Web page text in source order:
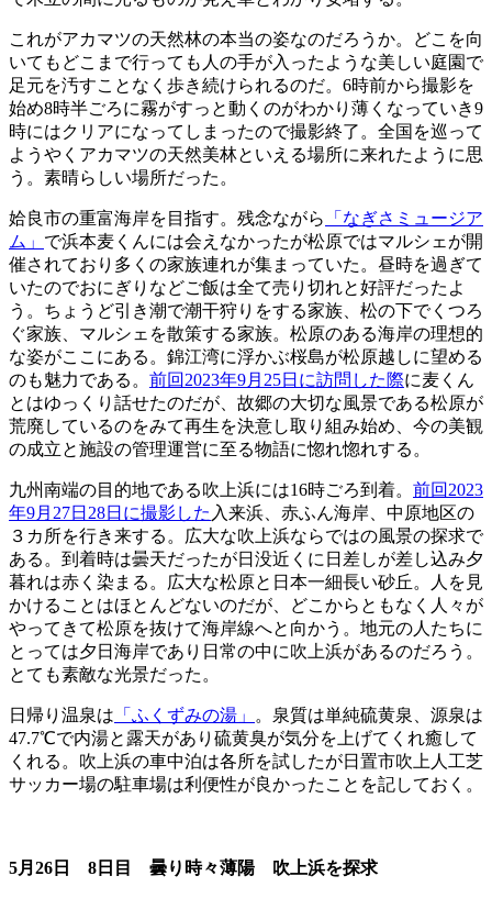
これがアカマツの天然林の本当の姿なのだろうか。どこを向
いてもどこまで行っても人の手が入ったような美しい庭園で
足元を汚すことなく歩き続けられるのだ。6時前から撮影を
始め8時半ごろに霧がすっと動くのがわかり薄くなっていき9
時にはクリアになってしまったので撮影終了。全国を巡って
ようやくアカマツの天然美林といえる場所に来れたように思
う。素晴らしい場所だった。
姶良市の重富海岸を目指す。残念ながら
「なぎさミュージア
ム」 で浜本麦くんには会えなかったが松原ではマルシェが開
催されており多くの家族連れが集まっていた。昼時を過ぎて
いたのでおにぎりなどご飯は全て売り切れと好評だったよ
う。ちょうど引き潮で潮干狩りをする家族、松の下でくつろ
ぐ家族、マルシェを散策する家族。松原のある海岸の理想的
な姿がここにある。錦江湾に浮かぶ桜島が松原越しに望める
のも魅力である。 前回2023年9月25日に訪問した際に麦くん
とはゆっくり話せたのだが、故郷の大切な風景である松原が
荒廃しているのをみて再生を決意し取り組み始め、今の美観
の成立と施設の管理運営に至る物語に惚れ惚れする。
九州南端の目的地である吹上浜には16時ごろ到着。 前回2023
年9月27日28日に撮影した 入来浜、赤ふん海岸、中原地区の
３カ所を行き来する。広大な吹上浜ならではの風景の探求で
ある。到着時は曇天だったが日没近くに日差しが差し込み夕
暮れは赤く染まる。広大な松原と日本一細長い砂丘。人を見
かけることはほとんどないのだが、どこからともなく人々が
やってきて松原を抜けて海岸線へと向かう。地元の人たちに
とっては夕日海岸であり日常の中に吹上浜があるのだろう。
とても素敵な光景だった。
日帰り温泉は 「ふくずみの湯」
。泉質は単純硫黄泉、源泉は
47.7℃で内湯と露天があり硫黄臭が気分を上げてくれ癒して
くれる。吹上浜の車中泊は各所を試したが日置市吹上人工芝
サッカー場の駐車場は利便性が良かったことを記しておく。
5月26日 8日目 曇り時々薄陽 吹上浜を探求